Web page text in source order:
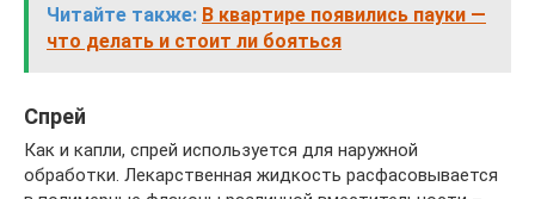
Читайте также: В квартире появились пауки —
что делать и стоит ли бояться
Спрей
Как и капли, спрей используется для наружной
обработки. Лекарственная жидкость расфасовывается